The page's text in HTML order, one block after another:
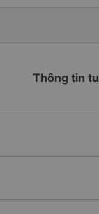
Thông tin